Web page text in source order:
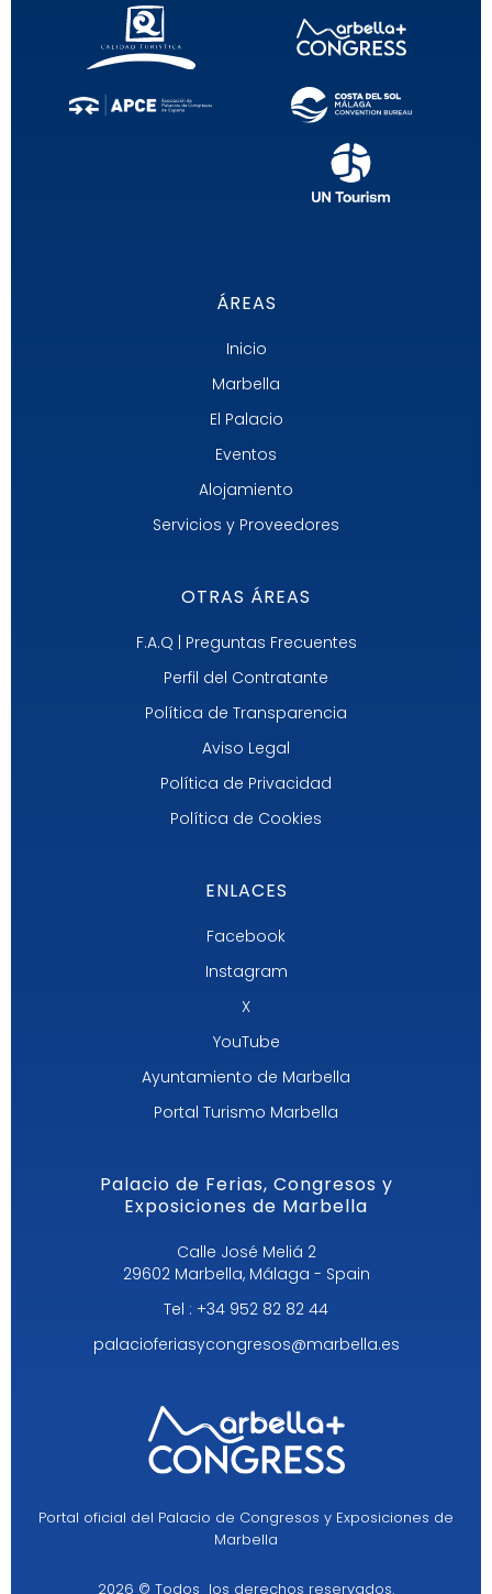
ÁREAS
Inicio
Marbella
El Palacio
Eventos
Alojamiento
Servicios y Proveedores
OTRAS ÁREAS
F.A.Q | Preguntas Frecuentes
Perfil del Contratante
Política de Transparencia
Aviso Legal
Política de Privacidad
Política de Cookies
ENLACES
Facebook
Instagram
X
YouTube
Ayuntamiento de Marbella
Portal Turismo Marbella
Palacio de Ferias, Congresos y
Exposiciones de Marbella
Calle José Meliá 2
29602 Marbella, Málaga - Spain
Tel : +34 952 82 82 44
palacioferiasycongresos@marbella.es
Portal oficial del Palacio de Congresos y Exposiciones de
Marbella
2026 © Todos los derechos reservados.